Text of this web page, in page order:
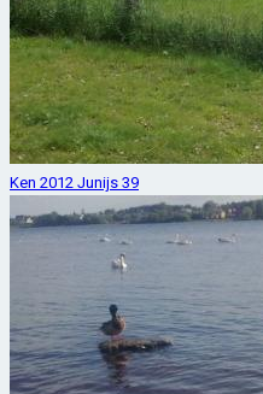
Ken 2012 Junijs 39